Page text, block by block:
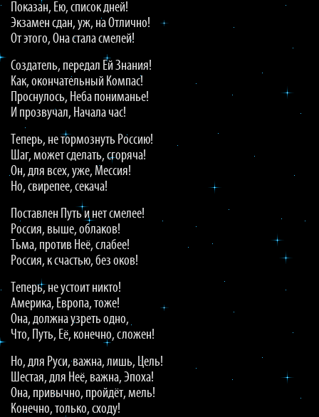
Показан, Ею, список дней!
Экзамен сдан, уж, на Отлично!
От этого, Она стала смелей!
Создатель, передал Ей Знания!
Как, окончательный Компас!
Проснулось, Неба пониманье!
И прозвучал, Начала час!
Теперь, не тормознуть Россию!
Шаг, может сделать, сгоряча!
Он, для всех, уже, Мессия!
Но, свирепее, секача!
Поставлен Путь и нет смелее!
Россия, выше, облаков!
Тьма, против Неё, слабее!
Россия, к счастью, без оков!
Теперь, не устоит никто!
Америка, Европа, тоже!
Она, должна узреть одно,
Что, Путь, Её, конечно, сложен!
Но, для Руси, важна, лишь, Цель!
Шестая, для Неё, важна, Эпоха!
Она, привычно, пройдёт, мель!
Конечно, только, сходу!